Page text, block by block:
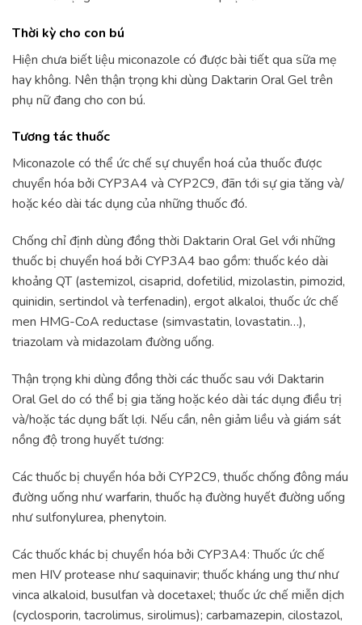
Thời kỳ cho con bú
Hiện chưa biết liệu miconazole có được bài tiết qua sữa mẹ
hay không. Nên thận trọng khi dùng Daktarin Oral Gel trên
phụ nữ đang cho con bú.
Tương tác thuốc
Miconazole có thể ức chế sự chuyển hoá của thuốc được
chuyển hóa bởi CYP3A4 và CYP2C9, đãn tới sự gia tăng và/
hoặc kéo dài tác dụng của những thuốc đó.
Chống chỉ định dùng đồng thời Daktarin Oral Gel với những
thuốc bị chuyển hoá bởi CYP3A4 bao gồm: thuốc kéo dài
khoảng QT (astemizol, cisaprid, dofetilid, mizolastin, pimozid,
quinidin, sertindol và terfenadin), ergot alkaloi, thuốc ức chế
men HMG-CoA reductase (simvastatin, lovastatin…),
triazolam và midazolam đường uống.
Thận trọng khi dùng đồng thời các thuốc sau với Daktarin
Oral Gel do có thể bị gia tăng hoặc kéo dài tác dụng điều trị
và/hoặc tác dụng bất lợi. Nếu cần, nên giảm liều và giám sát
nồng độ trong huyết tương:
Các thuốc bị chuyển hóa bởi CYP2C9, thuốc chống đông máu
đường uống như warfarin, thuốc hạ đường huyết đường uống
như sulfonylurea, phenytoin.
Các thuốc khác bị chuyển hóa bởi CYP3A4: Thuốc ức chế
men HIV protease như saquinavir; thuốc kháng ung thư như
vinca alkaloid, busulfan và docetaxel; thuốc ức chế miễn dịch
(cyclosporin, tacrolimus, sirolimus); carbamazepin, cilostazol,